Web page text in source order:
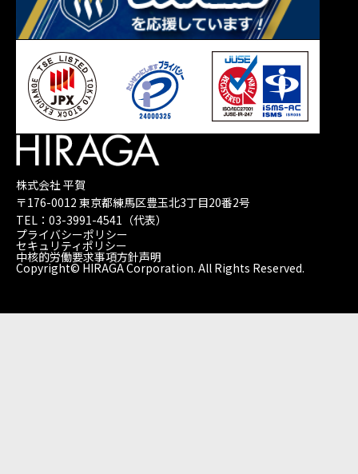
株式会社 平賀
〒176-0012 東京都練馬区豊玉北3丁目20番2号
TEL： 03-3991-4541 （代表）
プライバシーポリシー
セキュリティポリシー
中核的労働要求事項方針声明
Copyright© HIRAGA Corporation. All Rights Reserved.